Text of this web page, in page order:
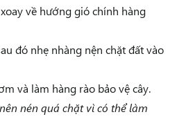
về hướng gió chính hàng
đó nhẹ nhàng nện chặt đất vào
và làm hàng rào bảo vệ cây.
nén quá chặt vì có thể làm